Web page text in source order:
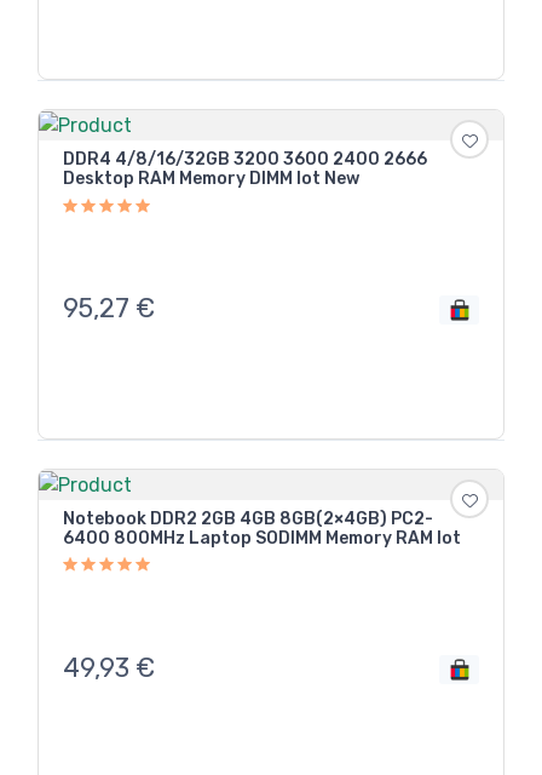
DDR4 4/8/16/32GB 3200 3600 2400 2666
Desktop RAM Memory DIMM lot New
95,27 €
Notebook DDR2 2GB 4GB 8GB(2×4GB) PC2-
6400 800MHz Laptop SODIMM Memory RAM lot
49,93 €